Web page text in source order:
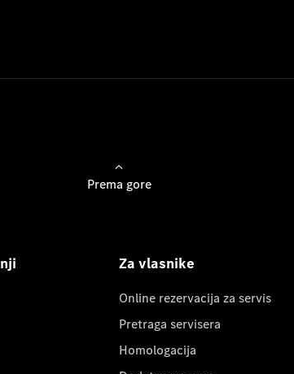
Prema gore
Za vlasnike
Online rezervacija za servis
Pretraga servisera
Homologacija